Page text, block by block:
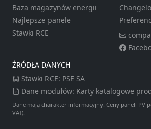
Baza magazynów energii
Najlepsze panele
Stawki RCE
ŹRÓDŁA DANYCH
Stawki RCE: PSE SA
Dane modułów: Karty katalogowe
Dane mają charakter informacyjny. Ceny paneli PV
VAT).